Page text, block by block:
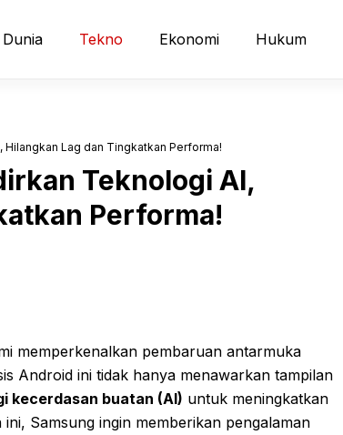
Dunia Tekno Ekonomi Hukum
Lag dan Tingkatkan Performa!
Teknologi AI,
Performa!
memperkenalkan pembaruan antarmuka
Android ini tidak hanya menawarkan tampilan
kecerdasan buatan (AI) untuk meningkatkan
Samsung ingin memberikan pengalaman